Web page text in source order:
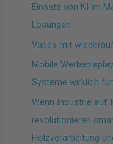
Einsatz von KI im
Lösungen
Vapes mit
Mobile
Systeme wirklich
Wenn Industrie auf
revolutionieren
Holzverarbeitung